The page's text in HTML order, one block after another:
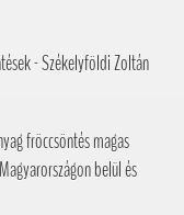
- Székelyföldi Zoltán
fröccsöntés magas
belül és